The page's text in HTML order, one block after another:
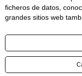
ficheros de datos,
grandes sitios web